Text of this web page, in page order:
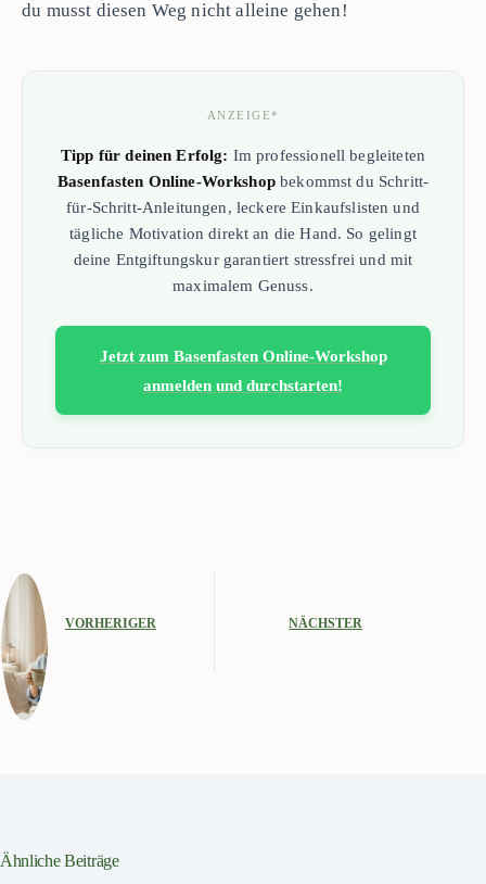
du musst diesen Weg nicht alleine gehen!
ANZEIGE*
Tipp für deinen Erfolg: Im professionell begleiteten
Basenfasten Online-Workshopbekommst du Schritt-
für-Schritt-Anleitungen, leckere Einkaufslisten und
tägliche Motivation direkt an die Hand. So gelingt
deine Entgiftungskur garantiert stressfrei und mit
maximalem Genuss.
Jetzt zum Basenfasten Online-Workshop
anmelden und durchstarten!
VORHERIGER NÄCHSTER
Ähnliche Beiträge